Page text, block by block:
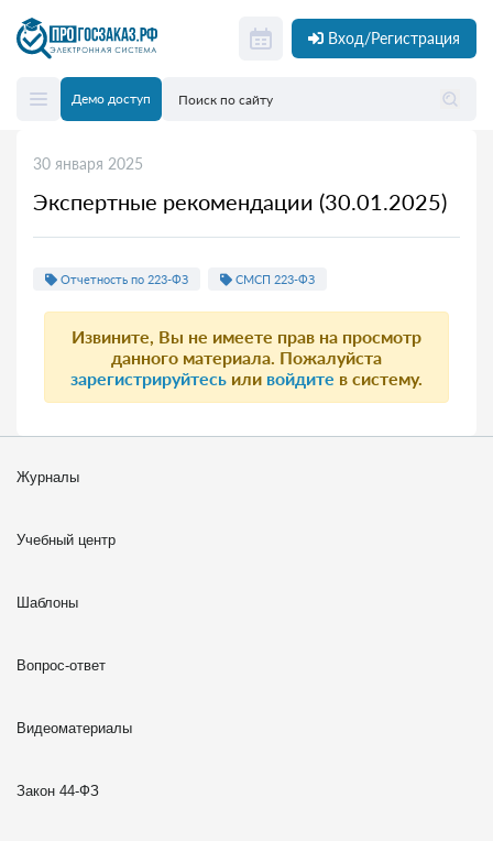
Вход/Регистрация
Демо доступ
30 января 2025
Экспертные рекомендации (30.01.2025)
Отчетность по 223-ФЗ СМСП 223-ФЗ
Извините, Вы не имеете прав на просмотр
данного материала. Пожалуйста
зарегистрируйтесь или войдите в систему.
Журналы
Учебный центр
Шаблоны
Вопрос-ответ
Видеоматериалы
Закон 44-ФЗ